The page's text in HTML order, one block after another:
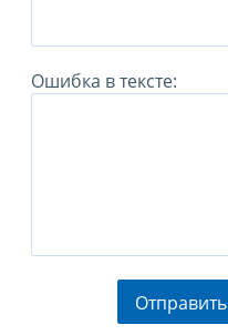
Ошибка в тексте:
Отправить